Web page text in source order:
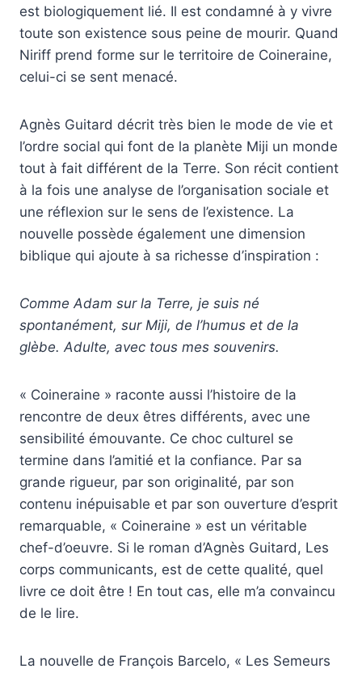
est biologiquement lié. Il est condamné à y vivre
toute son existence sous peine de mourir. Quand
Niriff prend forme sur le territoire de Coineraine,
celui-ci se sent menacé.
Agnès Guitard décrit très bien le mode de vie et
l’ordre social qui font de la planète Miji un monde
tout à fait différent de la Terre. Son récit contient
à la fois une analyse de l’organisation sociale et
une réflexion sur le sens de l’existence. La
nouvelle possède également une dimension
biblique qui ajoute à sa richesse d’inspiration :
Comme Adam sur la Terre, je suis né
spontanément, sur Miji, de l’humus et de la
glèbe. Adulte, avec tous mes souvenirs.
« Coineraine » raconte aussi l’histoire de la
rencontre de deux êtres différents, avec une
sensibilité émouvante. Ce choc culturel se
termine dans l’amitié et la confiance. Par sa
grande rigueur, par son originalité, par son
contenu inépuisable et par son ouverture d’esprit
remarquable, « Coineraine » est un véritable
chef-d’oeuvre. Si le roman d’Agnès Guitard, Les
corps communicants, est de cette qualité, quel
livre ce doit être ! En tout cas, elle m’a convaincu
de le lire.
La nouvelle de François Barcelo, « Les Semeurs